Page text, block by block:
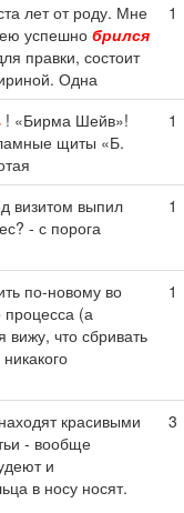
лет от роду. Мне
успешно брился
правки, состоит
Одна
1
! «Бирма Шейв»!
щиты «Б.
1
визитом выпил
- с порога
1
по-новому во
(а
что сбривать
1
красивыми
- вообще
и
в носу носят.
3